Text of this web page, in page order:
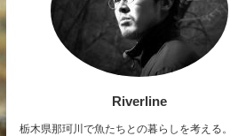
Riverline
栃木県那珂川で魚たちとの暮らしを考える。